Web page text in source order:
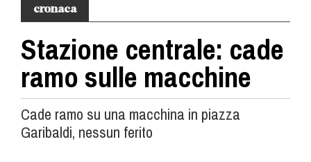
cronaca
Stazione centrale: cade
ramo sulle macchine
Cade ramo su una macchina in piazza
Garibaldi, nessun ferito